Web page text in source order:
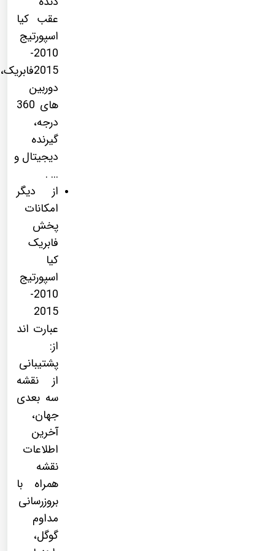
عقب کیا
اسپورتیج
2010-
2015فابریک،
دوربین
های 360
درجه،
گیرنده
دیجیتال و
... .
از دیگر
امکانات
پخش
فابریک
کیا
اسپورتیج
2010-
2015
عبارت اند
از:
پشتیبانی
از نقشه
سه بعدی
جهان،
آخرین
اطلاعات
نقشه
همراه با
بروزرسانی
مداوم
گوگل،